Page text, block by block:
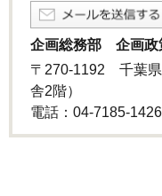
企画総務部 企画政
〒270-1192 千葉県
舎2階）
電話：04-7185-